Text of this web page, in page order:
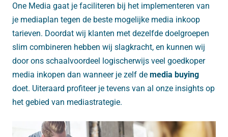
One Media gaat je faciliteren bij het implementeren van
je mediaplan tegen de beste mogelijke media inkoop
tarieven. Doordat wij klanten met dezelfde doelgroepen
slim combineren hebben wij slagkracht, en kunnen wij
door ons schaalvoordeel logischerwijs veel goedkoper
media inkopen dan wanneer je zelf de media buying
doet. Uiteraard profiteer je tevens van al onze insights op
het gebied van mediastrategie.